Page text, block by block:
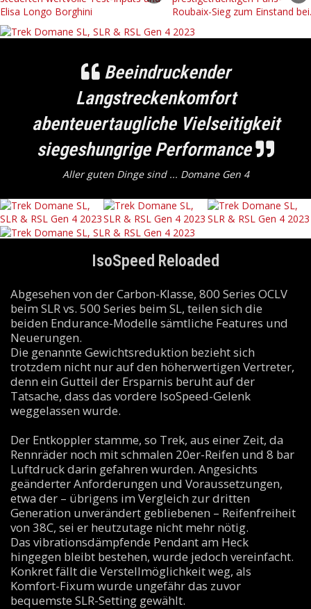
Beeindruckender
Langstreckenkomfort
abenteuertaugliche Vielseitigkeit
siegeshungrige Performance
Aller guten Dinge sind ... Domane Gen 4
IsoSpeed Reloaded
Abgesehen von der Carbon-Klasse, 800 Series OCLV
beim SLR vs. 500 Series beim SL, teilen sich die
beiden Endurance-Modelle sämtliche Features und
Neuerungen.
Die genannte Gewichtsreduktion bezieht sich
trotzdem nicht nur auf den höherwertigen Vertreter,
denn ein Gutteil der Ersparnis beruht auf der
Tatsache, dass das vordere IsoSpeed-Gelenk
weggelassen wurde.
Der Entkoppler stamme, so Trek, aus einer Zeit, da
Rennräder noch mit schmalen 20er-Reifen und 8 bar
Luftdruck darin gefahren wurden. Angesichts
geänderter Anforderungen und Voraussetzungen,
etwa der – übrigens im Vergleich zur dritten
Generation unverändert gebliebenen – Reifenfreiheit
von 38C, sei er heutzutage nicht mehr nötig.
Das vibrationsdämpfende Pendant am Heck
hingegen bleibt bestehen, wurde jedoch vereinfacht.
Konkret fällt die Verstellmöglichkeit weg, als
Komfort-Fixum wurde ungefähr das zuvor
bequemste SLR-Setting gewählt.